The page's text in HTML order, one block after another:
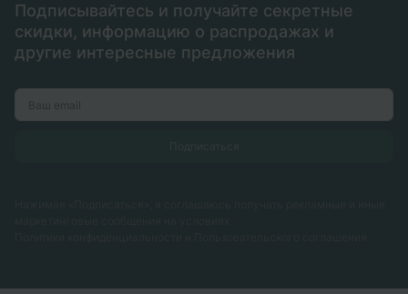
Подписывайтесь и получайте секретные
скидки, информацию о распродажах и
другие интересные предложения